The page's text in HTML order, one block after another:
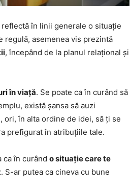
în linii generale o situație
regulă, asemenea vis prezintă
, începând de la planul relațional și
în viață. Se poate ca în curând să
există șansa să auzi
în alta ordine de idei, să ți se
prefigurat în atribuțiile tale.
ca în curând o situație care te
. S-ar putea ca cineva cu bune